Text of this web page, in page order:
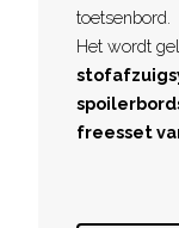
toetsenbord.
Het wordt
freesset